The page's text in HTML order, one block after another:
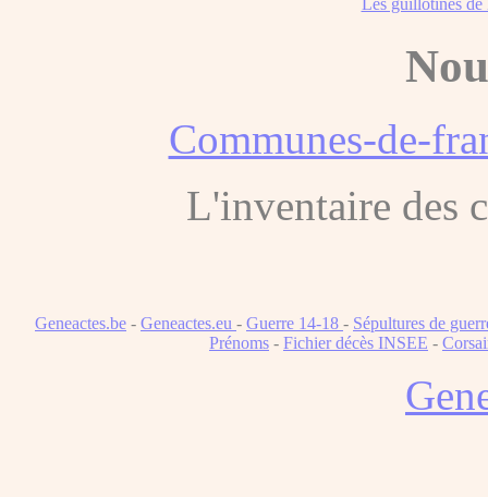
Communes-de-
L'inventaire des
Geneactes.be - Geneactes.eu - Guerre 14-18 - Sépultures de
Prénoms - Fichier décès INSEE -